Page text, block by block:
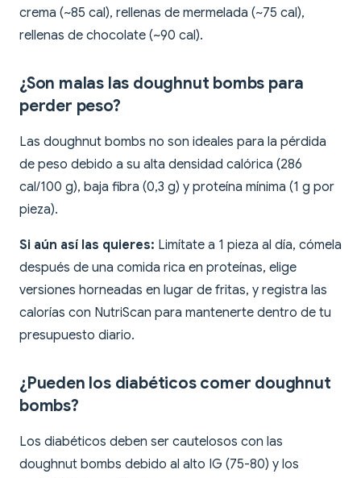
crema (~85 cal), rellenas de mermelada (~75 cal),
rellenas de chocolate (~90 cal).
¿Son malas las doughnut bombs para
perder peso?
Las doughnut bombs no son ideales para la pérdida
de peso debido a su alta densidad calórica (286
cal/100 g), baja fibra (0,3 g) y proteína mínima (1 g por
pieza).
Si aún así las quieres: Limítate a 1 pieza al día, cómela
después de una comida rica en proteínas, elige
versiones horneadas en lugar de fritas, y registra las
calorías con NutriScan para mantenerte dentro de tu
presupuesto diario.
¿Pueden los diabéticos comer doughnut
bombs?
Los diabéticos deben ser cautelosos con las
doughnut bombs debido al alto IG (75-80) y los